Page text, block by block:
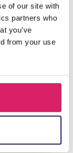
of our site with
partners who
you’ve
from your use
18x11x7cm Blue